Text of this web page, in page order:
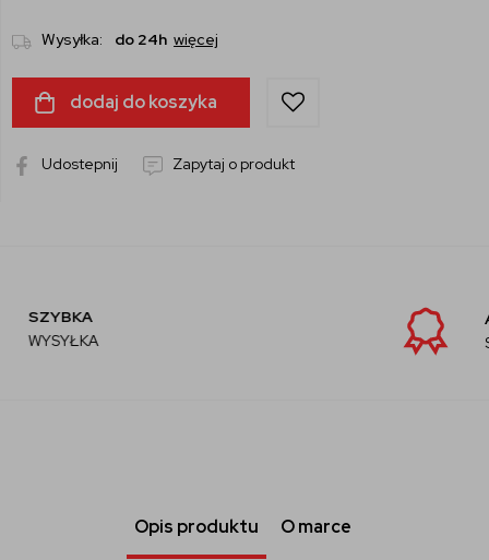
Wysyłka: do 24h więcej
dodaj do koszyka
Udostepnij Zapytaj o produkt
Opis produktu O marce